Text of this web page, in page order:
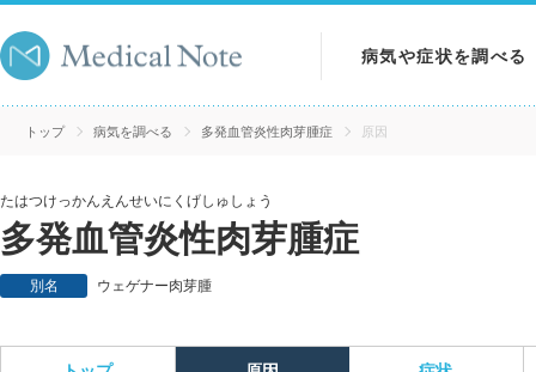
病気や症状を調べる
病気を調べる
トップ 病気を調べる 多発血管炎性肉芽腫症 原因
たはつけっかんえんせいにくげしゅしょう
多発血管炎性肉芽腫症
別名 ウェゲナー肉芽腫